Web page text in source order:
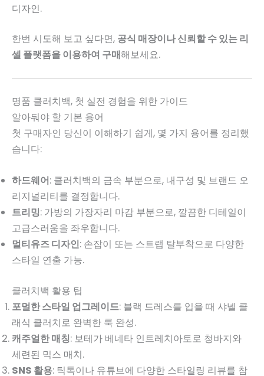
디자인.
한번 시도해 보고 싶다면, 공식 매장이나 신뢰할 수 있는 리
셀 플랫폼을 이용하여 구매해보세요.
명품 클러치백, 첫 실전 경험을 위한 가이드
알아둬야 할 기본 용어
첫 구매자인 당신이 이해하기 쉽게, 몇 가지 용어를 정리했
습니다:
하드웨어: 클러치백의 금속 부분으로, 내구성 및 브랜드 오
리지널리티를 결정합니다.
트리밍: 가방의 가장자리 마감 부분으로, 깔끔한 디테일이
고급스러움을 좌우합니다.
멀티유즈 디자인: 손잡이 또는 스트랩 탈부착으로 다양한
스타일 연출 가능.
클러치백 활용 팁
포멀한 스타일 업그레이드: 블랙 드레스를 입을 때 샤넬 클
래식 클러치로 완벽한 룩 완성.
캐주얼한 매칭: 보테가 베네타 인트레치아토로 청바지와
세련된 믹스 매치.
SNS 활용: 틱톡이나 유튜브에 다양한 스타일링 리뷰를 참